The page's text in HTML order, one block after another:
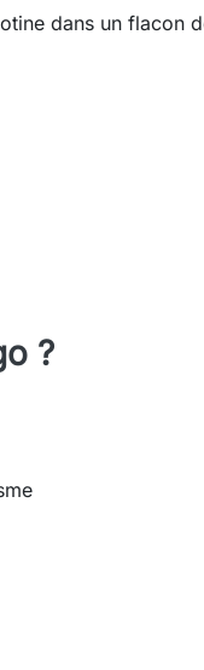
dans un flacon
?